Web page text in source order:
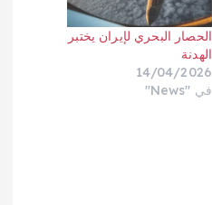
الحصار البحري لإيران يختبر
الهدنة
14/04/2026
في "News"